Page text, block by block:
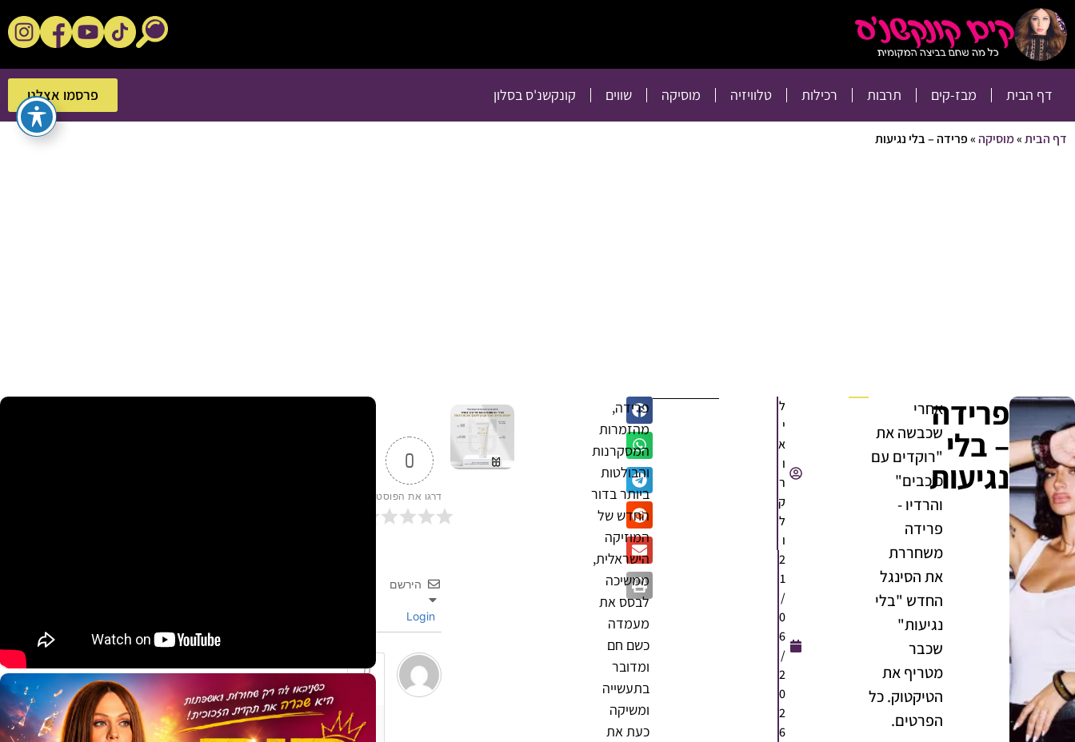
דף הבית מבז-קים תרבות רכילות טלוויזיה מוסיקה שווים קונקשנ'ס בסלון פרסמו אצלנו
פרסמו אצלנו
דף הבית»מוסיקה»פרידה – בלי נגיעות
פרידה
– בלי
נגיעות
אחרי
שכבשה את
"רוקדים עם
כוכבים"
והרדיו -
פרידה
משחררת
את הסינגל
החדש "בלי
נגיעות"
שכבר
מטריף את
הטיקטוק. כל
הפרטים.
ל
י
א
ו
ר
ק
ל
ו
2
1
/
0
6
/
2
0
2
6
פרידה,
מהזמרות
המסקרנות
והבולטות
ביותר בדור
החדש של
המוזיקה
הישראלית,
ממשיכה
לבסס את
מעמדה
כשם חם
ומדובר
בתעשייה
ומשיקה
כעת את
0
דרגו את הפוסט
הירשם